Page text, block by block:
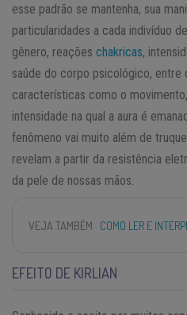
esse padrão se mantenha, sua
particularidades a cada indivíduo
gênero, reações chakricas,
saúde do corpo psicológico, entre
características como o
intensidade na qual a aura é
fenômeno vai muito além de
revelam a partir da resistência
da pele de nossas mãos.
VEJA TAMBÉM COMO LER E
EFEITO DE KIRLIAN